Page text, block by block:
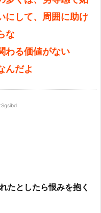
にして、周囲に助け
な
わる価値がない
んだよ
たとしたら恨みを抱く